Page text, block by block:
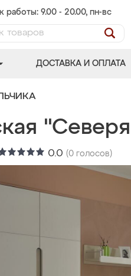
работы: 9.00 - 20.00, пн-вс
ДОСТАВКА И ОПЛАТА
0.0 (0 голосов)